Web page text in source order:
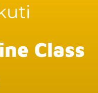
Class